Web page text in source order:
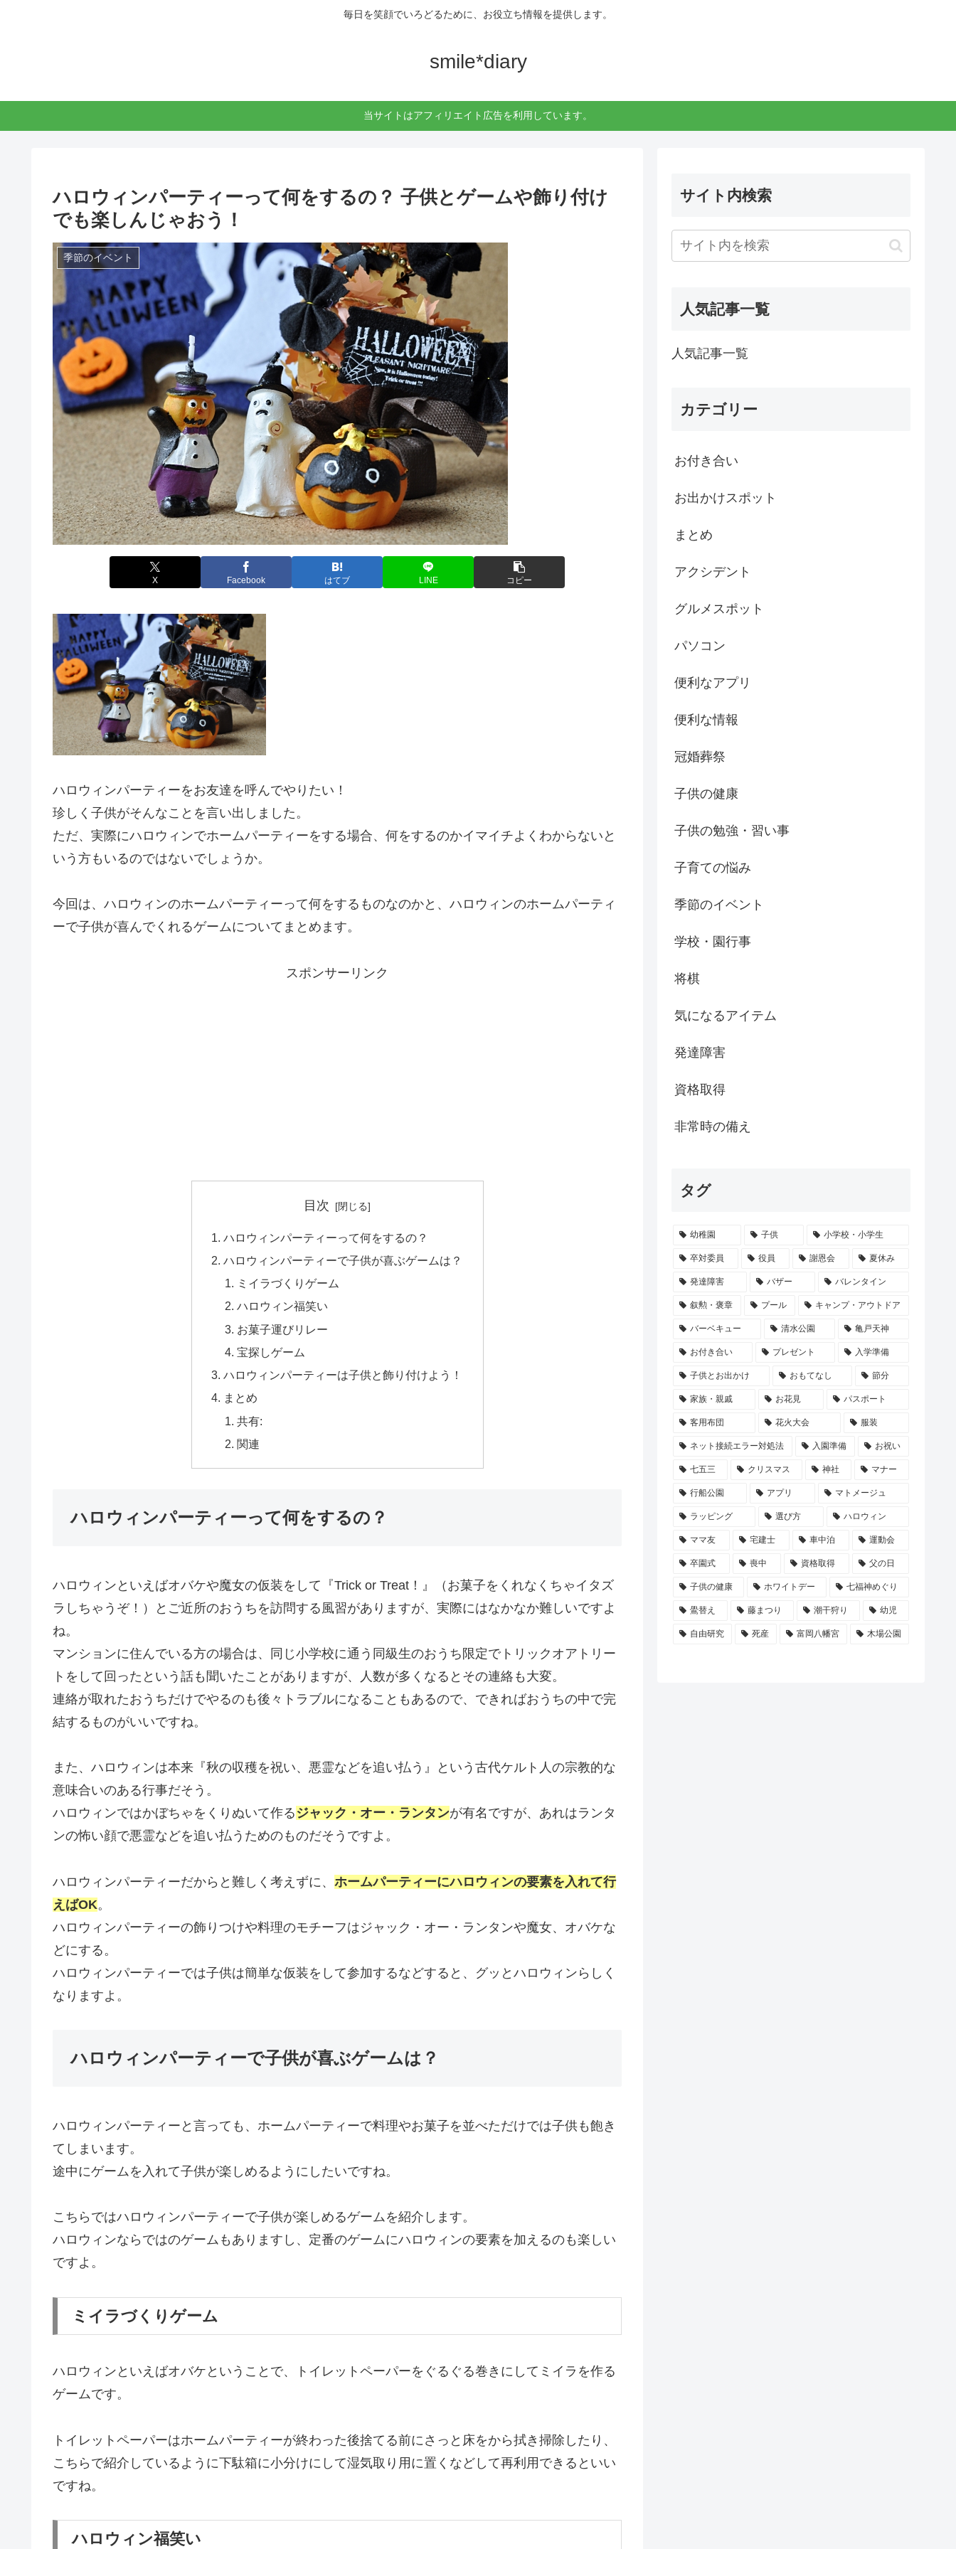
毎日を笑顔でいろどるために、お役立ち情報を提供します。
smile*diary
当サイトはアフィリエイト広告を利用しています。
ハロウィンパーティーって何をするの？ 子供とゲームや飾り付け
でも楽しんじゃおう！
季節のイベント
X Facebook はてブ LINE コピー
ハロウィンパーティーをお友達を呼んでやりたい！
珍しく子供がそんなことを言い出しました。
ただ、実際にハロウィンでホームパーティーをする場合、何をするのかイマイチよくわからないと
いう方もいるのではないでしょうか。
今回は、ハロウィンのホームパーティーって何をするものなのかと、ハロウィンのホームパーティ
ーで子供が喜んでくれるゲームについてまとめます。
スポンサーリンク
目次
ハロウィンパーティーって何をするの？
ハロウィンパーティーで子供が喜ぶゲームは？
ミイラづくりゲーム
ハロウィン福笑い
お菓子運びリレー
宝探しゲーム
ハロウィンパーティーは子供と飾り付けよう！
まとめ
共有:
関連
ハロウィンパーティーって何をするの？
ハロウィンといえばオバケや魔女の仮装をして『Trick or Treat！』（お菓子をくれなくちゃイタズ
ラしちゃうぞ！）とご近所のおうちを訪問する風習がありますが、実際にはなかなか難しいですよ
ね。
マンションに住んでいる方の場合は、同じ小学校に通う同級生のおうち限定でトリックオアトリー
トをして回ったという話も聞いたことがありますが、人数が多くなるとその連絡も大変。
連絡が取れたおうちだけでやるのも後々トラブルになることもあるので、できればおうちの中で完
結するものがいいですね。
また、ハロウィンは本来 『秋の収穫を祝い、悪霊などを追い払う』
という古代ケルト人の宗教的な
意味合いのある行事だそう。
ハロウィンではかぼちゃをくりぬいて作る ジャック・オー・ランタンが有名ですが、あれはランタ
ンの怖い顔で悪霊などを追い払うためのものだそうですよ。
ハロウィンパーティーだからと難しく考えずに、 ホームパーティーにハロウィンの要素を入れて行
えばOK。
ハロウィンパーティーの飾りつけや料理のモチーフはジャック・オー・ランタンや魔女、オバケな
どにする。
ハロウィンパーティーでは子供は簡単な仮装をして参加するなどすると、グッとハロウィンらしく
なりますよ。
ハロウィンパーティーで子供が喜ぶゲームは？
ハロウィンパーティーと言っても、ホームパーティーで料理やお菓子を並べただけでは子供も飽き
てしまいます。
途中にゲームを入れて子供が楽しめるようにしたいですね。
こちらではハロウィンパーティーで子供が楽しめるゲームを紹介します。
ハロウィンならではのゲームもありますし、定番のゲームにハロウィンの要素を加えるのも楽しい
ですよ。
ミイラづくりゲーム
ハロウィンといえばオバケということで、トイレットペーパーをぐるぐる巻きにしてミイラを作る
ゲームです。
トイレットペーパーはホームパーティーが終わった後捨てる前にさっと床をから拭き掃除したり、
こちらで紹介しているように下駄箱に小分けにして湿気取り用に置くなどして再利用できるといい
ですね。
ハロウィン福笑い
サイト内検索
人気記事一覧
人気記事一覧
カテゴリー
お付き合い
お出かけスポット
まとめ
アクシデント
グルメスポット
パソコン
便利なアプリ
便利な情報
冠婚葬祭
子供の健康
子供の勉強・習い事
子育ての悩み
季節のイベント
学校・園行事
将棋
気になるアイテム
発達障害
資格取得
非常時の備え
タグ
幼稚園 子供 小学校・小学生
卒対委員 役員 謝恩会 夏休み
発達障害 バザー バレンタイン
叙勲・褒章 プール キャンプ・アウトドア
バーベキュー 清水公園 亀戸天神
お付き合い プレゼント 入学準備
子供とお出かけ おもてなし 節分
家族・親戚 お花見 パスポート
客用布団 花火大会 服装
ネット接続エラー対処法 入園準備 お祝い
七五三 クリスマス 神社 マナー
行船公園 アプリ マトメージュ
ラッピング 選び方 ハロウィン
ママ友 宅建士 車中泊 運動会
卒園式 喪中 資格取得 父の日
子供の健康 ホワイトデー 七福神めぐり
鷽替え 藤まつり 潮干狩り 幼児
自由研究 死産 富岡八幡宮 木場公園